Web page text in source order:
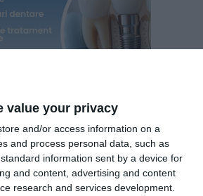
value your privacy
and/or access information on a
and process personal data, such as
information sent by a device for
and content, advertising and content
research and services development.